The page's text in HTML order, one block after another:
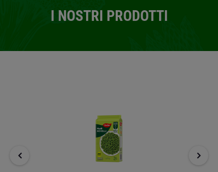
I NOSTRI PRODOTTI